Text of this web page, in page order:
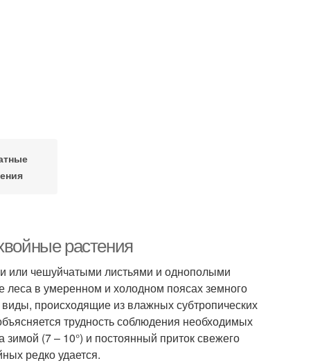
растения
или чешуйчатыми листьями и однополыми
в умеренном и холодном поясах земного
происходящие из влажных субтропических
трудность соблюдения необходимых
(7 – 10°) и постоянный приток свежего
редко удается.